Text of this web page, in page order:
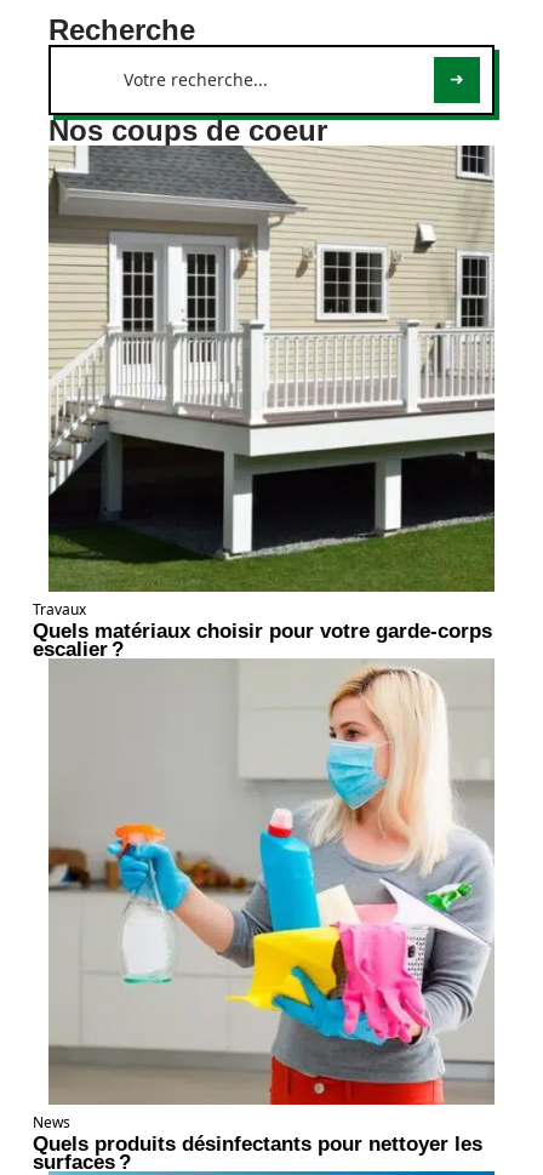
Recherche
Nos coups de coeur
Travaux
Quels matériaux choisir pour votre garde-corps
escalier ?
News
Quels produits désinfectants pour nettoyer les
surfaces ?